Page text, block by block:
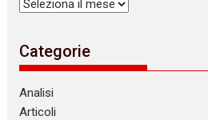
Archivi
Categorie
Analisi
Articoli